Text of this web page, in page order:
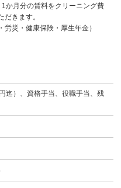
か月分の賃料をクリーニング費
だきます。
労災・健康保険・厚生年金）
迄）、資格手当、役職手当、残